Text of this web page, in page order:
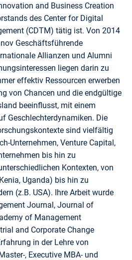
and Business Creation
des Center for Digital
(CDTM) tätig ist. Von 2014
Geschäftsführende
Allianzen und Alumni
liegen darin zu
effektiv Ressourcen erwerben
von Chancen und die endgültige
beeinflusst, mit einem
Geschlechterdynamiken. Die
sind vielfältig
Unternehmen, Venture Capital,
bis hin zu
Kontexten, von
Uganda) bis hin zu
(z.B. USA). Ihre Arbeit wurde
Journal, Journal of
of Management
and Corporate Change
in der Lehre von
, Executive MBA- und